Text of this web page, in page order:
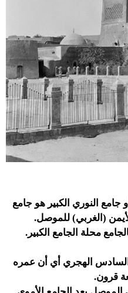
جامع النوري الكبير هو جامع
(الغربي) للموصل.
محلة الجامع الكبير.
السادس الهجري أي أن عمره
قرون.